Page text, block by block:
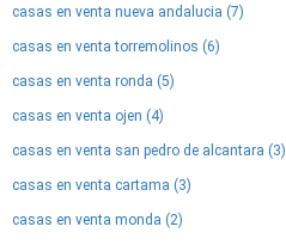
casas en venta nueva andalucia (7)
casas en venta torremolinos (6)
casas en venta ronda (5)
casas en venta ojen (4)
casas en venta san pedro de alcantara (3)
casas en venta cartama (3)
casas en venta monda (2)